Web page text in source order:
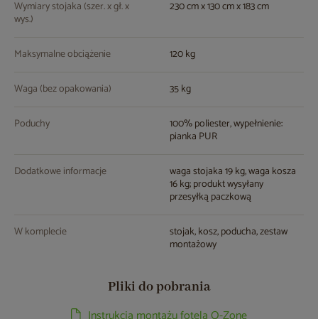
Wymiary stojaka (szer. x gł. x
wys.)
230 cm x 130 cm x 183 cm
Maksymalne obciążenie 120 kg
Waga (bez opakowania) 35 kg
Poduchy 100% poliester, wypełnienie:
pianka PUR
Dodatkowe informacje waga stojaka 19 kg, waga kosza
16 kg; produkt wysyłany
przesyłką paczkową
W komplecie stojak, kosz, poducha, zestaw
montażowy
Pliki do pobrania